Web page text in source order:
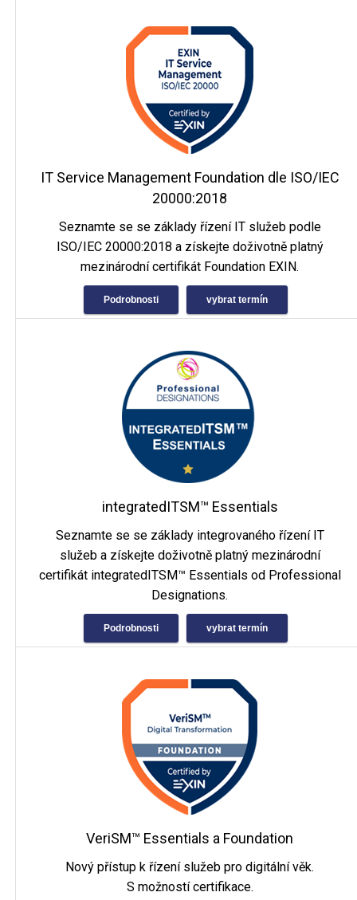
IT Service Management Foundation dle ISO/IEC
20000:2018
Seznamte se se základy řízení IT služeb podle
ISO/IEC 20000:2018 a získejte doživotně platný
mezinárodní certifikát Foundation EXIN.
Podrobnosti vybrat termín
integratedITSM™ Essentials
Seznamte se se základy integrovaného řízení IT
služeb a získejte doživotně platný mezinárodní
certifikát integratedITSM™ Essentials od Professional
Designations.
Podrobnosti vybrat termín
VeriSM™ Essentials a Foundation
Nový přístup k řízení služeb pro digitální věk.
S možností certifikace.